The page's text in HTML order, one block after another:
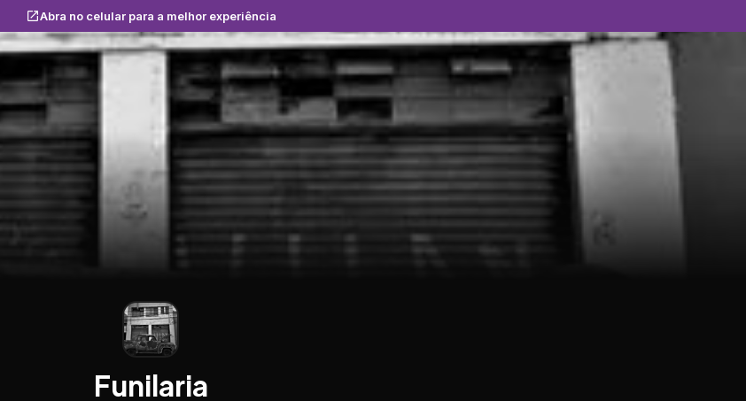
Abra no celular para a melhor experiência
Funilaria